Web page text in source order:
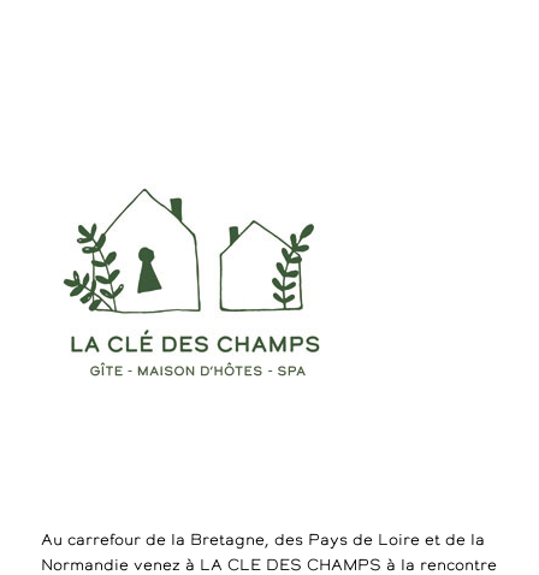
Au carrefour de la Bretagne, des Pays de Loire et de la
Normandie venez à LA CLE DES CHAMPS à la rencontre